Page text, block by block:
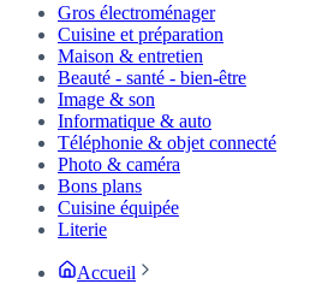
Gros électroménager
Cuisine et préparation
Maison & entretien
Beauté - santé - bien-être
Image & son
Informatique & auto
Téléphonie & objet connecté
Photo & caméra
Bons plans
Cuisine équipée
Literie
Accueil